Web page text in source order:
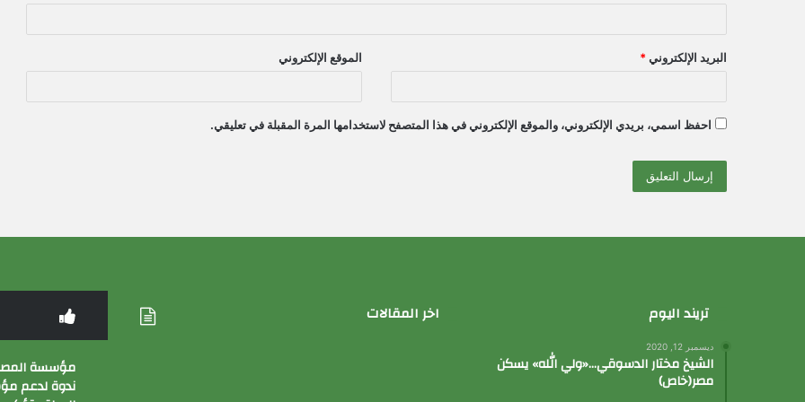
البريد الإلكتروني * الموقع الإلكتروني
احفظ اسمي، بريدي الإلكتروني، والموقع الإلكتروني في هذا المتصفح لاستخدامها المرة المقبلة في تعليقي.
تريند اليوم
ديسمبر 12, 2020
الشيخ مختار الدسوقي…«ولي الله» يسكن
مصر(خاص)
اخر المقالات
مؤسسة
ندوة لدعم